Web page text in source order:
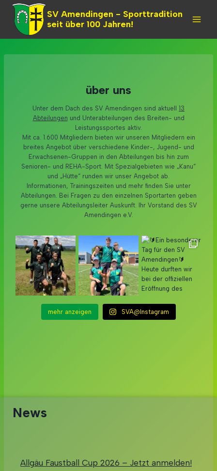
Skip
content
SV Amendingen - Sporttradition
seit über 100 Jahren!
über uns
Unter dem Dach des SV Amendingen sind aktuell 13
Abteilungen und Unterabteilungen des Breiten- und
Leistungssportes aktiv.
Mit ca. 1.600 Mitgliedern bieten wir unseren Mitgliedern ein
breites Angebot über verschiedene Kinder-, Jugend- und
Erwachsenen-Gruppen in den Abteilungen bis hin zum
Senioren- und REHA-Sport. Mit Spezialgebieten wie „Kanu“
und „Hütte“ runden wir unser Angebot ab.
Informationen, Trainingszeiten und mehr finden Sie unter
Abteilungen. Bei Fragen zu den einzelnen Sportarten geben
gerne unsere Abteilungsleiter Auskunft. Ihr Vorstand des SV
Amendingen e.V.
mehr anzeigen SVA@Instagram
News
Allgäu Faustball Cup 2026 – Jetzt anmelden!